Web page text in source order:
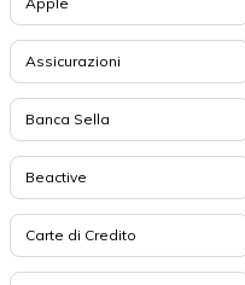
Assicurazioni
Banca Sella
Beactive
Carte di Credito